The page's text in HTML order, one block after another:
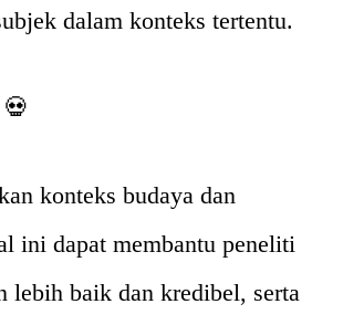
dalam konteks tertentu.
konteks budaya dan
ini dapat membantu peneliti
lebih baik dan kredibel, serta